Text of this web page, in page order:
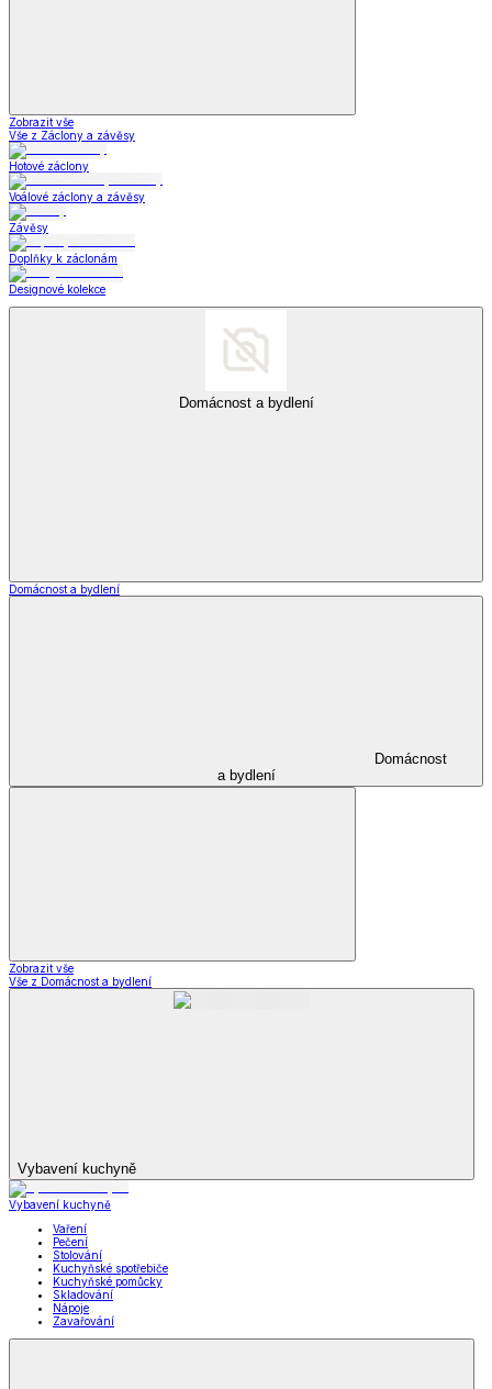
Zobrazit vše
Vše z Záclony a závěsy
Hotové záclony
Voálové záclony a závěsy
Závěsy
Doplňky k záclonám
Designové kolekce
Domácnost a bydlení
Domácnost a bydlení
Domácnost
a bydlení
Zobrazit vše
Vše z Domácnost a bydlení
Vybavení kuchyně
Vybavení kuchyně
Vaření
Pečení
Stolování
Kuchyňské spotřebiče
Kuchyňské pomůcky
Skladování
Nápoje
Zavařování